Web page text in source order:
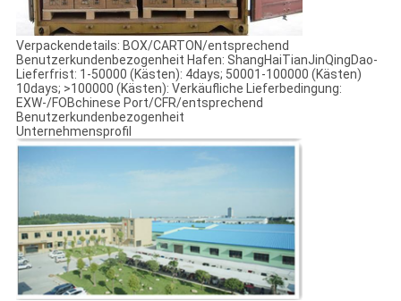
Verpackendetails: BOX/CARTON/entsprechend
Benutzerkundenbezogenheit Hafen: ShangHaiTianJinQingDao-
Lieferfrist: 1-50000 (Kästen): 4days; 50001-100000 (Kästen)
10days; >100000 (Kästen): Verkäufliche Lieferbedingung:
EXW-/FOBchinese Port/CFR/entsprechend
Benutzerkundenbezogenheit
Unternehmensprofil